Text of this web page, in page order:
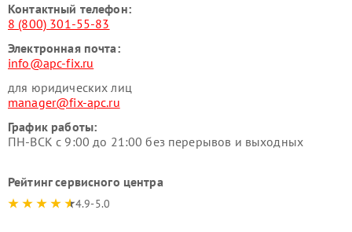
Контактный телефон:
8 (800) 301-55-83
Электронная почта:
info@apc-fix.ru
для юридических лиц
manager@fix-apc.ru
График работы:
ПН-ВСК с 9:00 до 21:00 без перерывов и выходных
Рейтинг сервисного центра
4.9-5.0